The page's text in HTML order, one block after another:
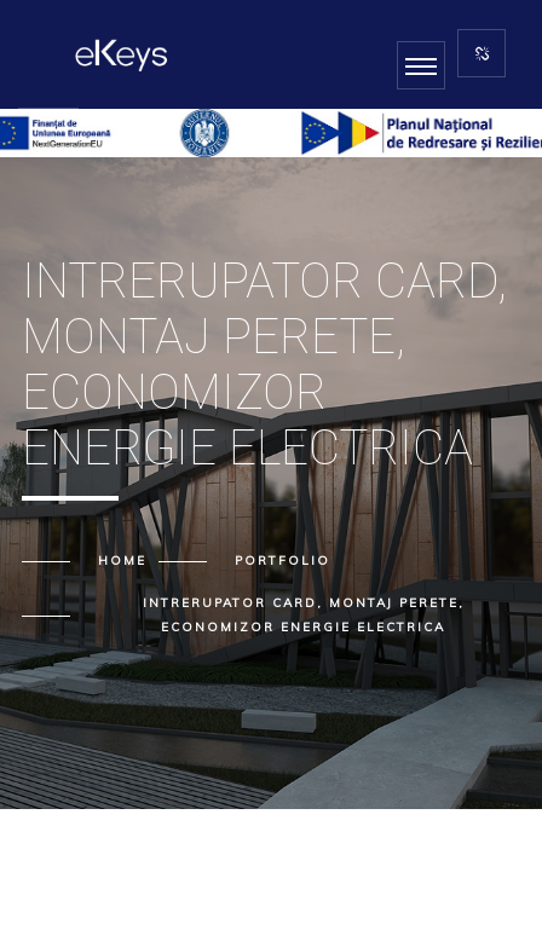
INTRERUPATOR CARD,
MONTAJ PERETE,
ECONOMIZOR
ENERGIE ELECTRICA
HOME PORTFOLIO
INTRERUPATOR CARD, MONTAJ PERETE,
ECONOMIZOR ENERGIE ELECTRICA